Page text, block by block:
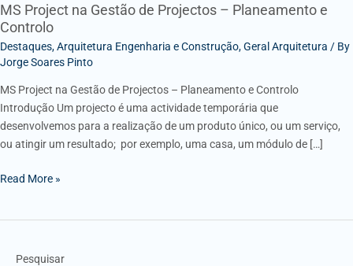
MS Project na Gestão de Projectos – Planeamento e
Controlo
Destaques,Arquitetura Engenharia e Construção,Geral Arquitetura / By
Jorge Soares Pinto
MS Project na Gestão de Projectos – Planeamento e Controlo
Introdução Um projecto é uma actividade temporária que
desenvolvemos para a realização de um produto único, ou um serviço,
ou atingir um resultado; por exemplo, uma casa, um módulo de […]
Read More »
Pesquisar